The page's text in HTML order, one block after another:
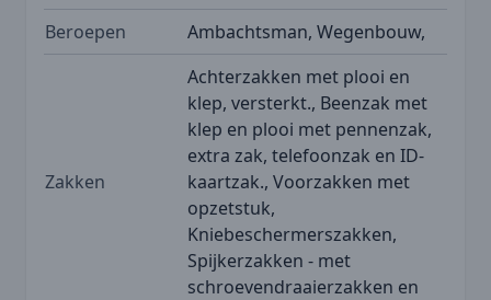
Beroepen
Ambachtsman, Wegenbouw,
Zakken
Achterzakken met plooi en
klep, versterkt., Beenzak met
klep en plooi met pennenzak,
extra zak, telefoonzak en ID-
kaartzak., Voorzakken met
opzetstuk,
Kniebeschermerszakken,
Spijkerzakken - met
schroevendraaierzakken en